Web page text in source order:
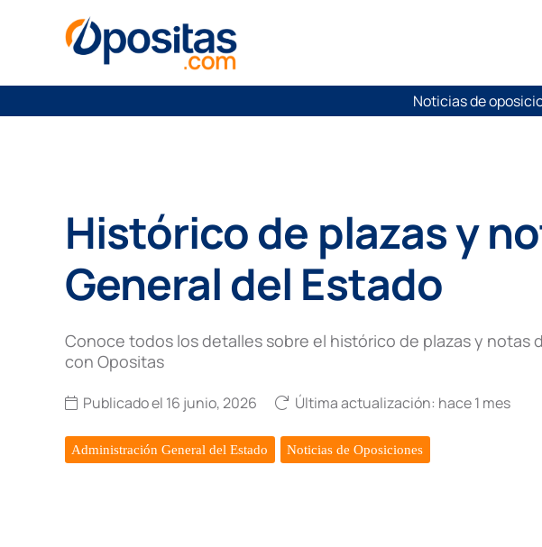
Noticias de
Histórico de plazas y
General del Estado
Conoce todos los detalles sobre el histórico de plazas y
con Opositas
Publicado el 16 junio, 2026 Última actualización: hace 1 mes
Administración General del Estado Noticias de Oposiciones